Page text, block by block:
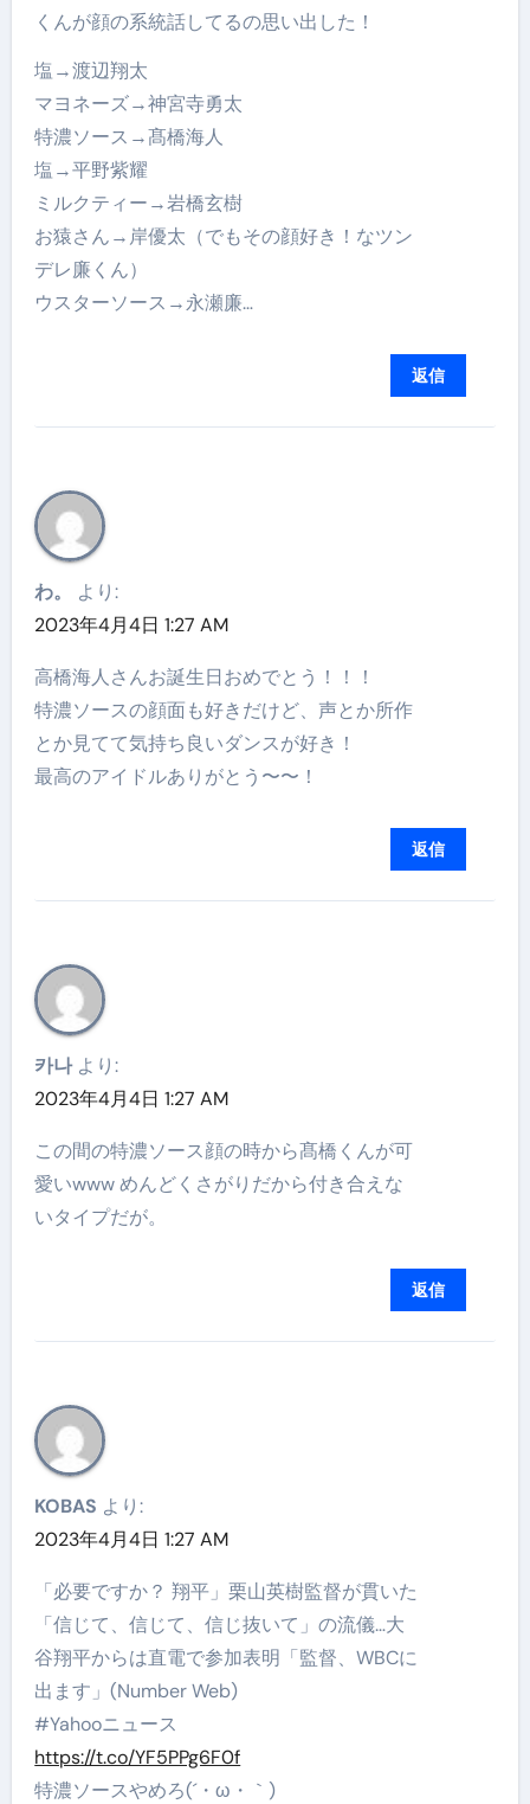
くんが顔の系統話してるの思い出した！
塩→渡辺翔太
マヨネーズ→神宮寺勇太
特濃ソース→髙橋海人
塩→平野紫耀
ミルクティー→岩橋玄樹
お猿さん→岸優太（でもその顔好き！なツン
デレ廉くん）
ウスターソース→永瀬廉…
返信
わ。
より:
2023年4月4日 1:27 AM
高橋海人さんお誕生日おめでとう！！！
特濃ソースの顔面も好きだけど、声とか所作
とか見てて気持ち良いダンスが好き！
最高のアイドルありがとう〜〜！
返信
카나 より:
2023年4月4日 1:27 AM
この間の特濃ソース顔の時から髙橋くんが可
愛いwww めんどくさがりだから付き合えな
いタイプだが。
返信
KOBAS より:
2023年4月4日 1:27 AM
「必要ですか？ 翔平」栗山英樹監督が貫いた
「信じて、信じて、信じ抜いて」の流儀…大
谷翔平からは直電で参加表明「監督、WBCに
出ます」(Number Web)
#Yahooニュース
https://t.co/YF5PPg6F0f
特濃ソースやめろ(´・ω・｀)